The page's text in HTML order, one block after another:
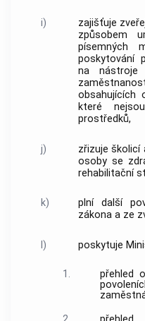
i)
zajišťuje
způsobem
písemných
poskytování
na
obsahujících
které
prostředků,
j)
zřizuje školicí
osoby se
rehabilitační
k)
plní další
zákona a ze
l) poskytuje
1.
přehled